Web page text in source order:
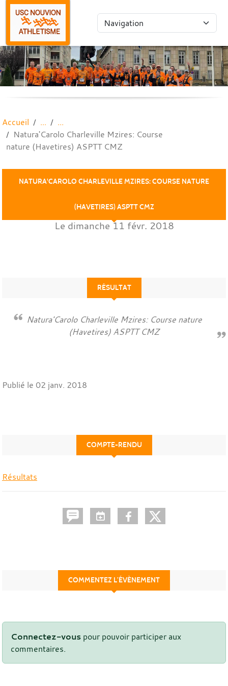
Accueil
Natura'Carolo Charleville Mzires: Course
nature (Havetires) ASPTT CMZ
NATURA'CAROLO CHARLEVILLE MZIRES: COURSE NATURE
(HAVETIRES) ASPTT CMZ
Le dimanche11 févr. 2018
RÉSULTAT
Natura'Carolo Charleville Mzires: Course nature
(Havetires) ASPTT CMZ
Publié le 02 janv. 2018
COMPTE-RENDU
Résultats
COMMENTEZ L’ÉVÈNEMENT
Connectez-vous pour pouvoir participer aux
commentaires.
Panneau de gestion des cookies